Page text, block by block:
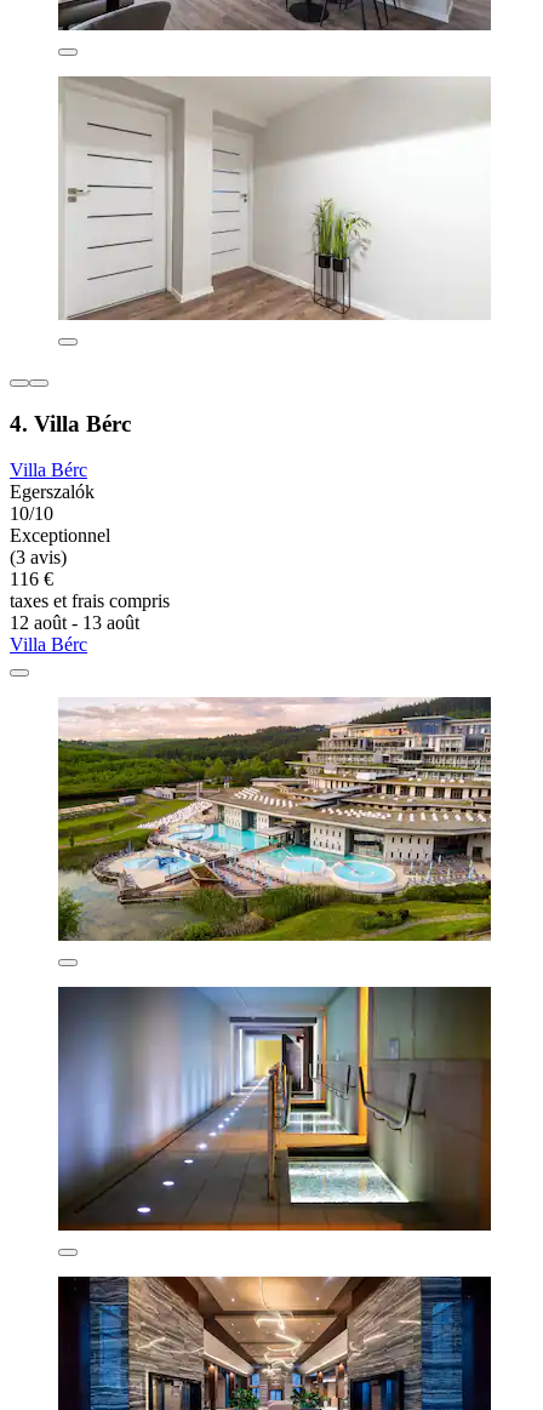
4. Villa Bérc
Villa Bérc
Egerszalók
10/10
Exceptionnel
(3 avis)
116 €
taxes et frais compris
12 août - 13 août
Villa Bérc